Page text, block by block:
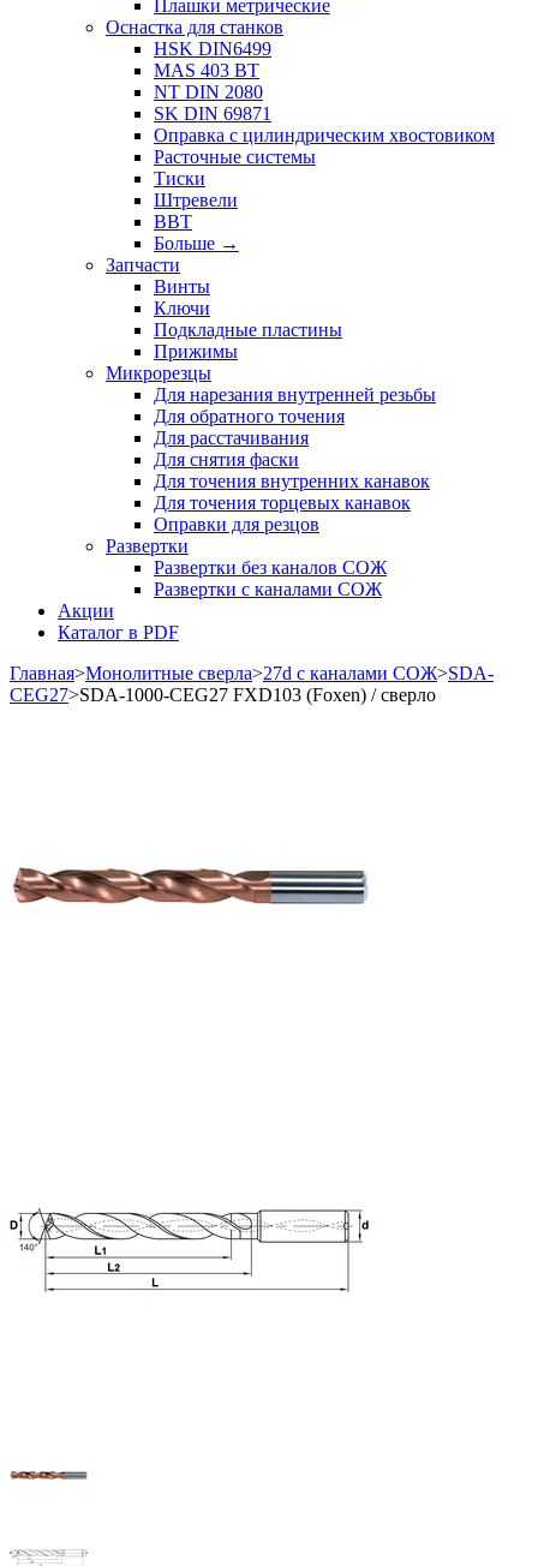
Плашки метрические
Оснастка для станков
HSK DIN6499
MAS 403 BT
NT DIN 2080
SK DIN 69871
Оправка с цилиндрическим хвостовиком
Расточные системы
Тиски
Штревели
BBT
Больше →
Запчасти
Винты
Ключи
Подкладные пластины
Прижимы
Микрорезцы
Для нарезания внутренней резьбы
Для обратного точения
Для расстачивания
Для снятия фаски
Для точения внутренних канавок
Для точения торцевых канавок
Оправки для резцов
Развертки
Развертки без каналов СОЖ
Развертки с каналами СОЖ
Акции
Каталог в PDF
Главная>Монолитные сверла>27d с каналами СОЖ>SDA-
CEG27>SDA-1000-CEG27 FXD103 (Foxen) / сверло